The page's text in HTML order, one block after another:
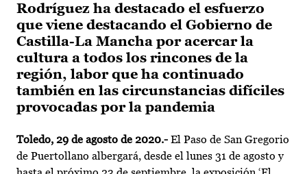
Rodríguez ha destacado el esfuerzo
que viene destacando el Gobierno de
Castilla-La Mancha por acercar la
cultura a todos los rincones de la
región, labor que ha continuado
también en las circunstancias difíciles
provocadas por la pandemia
Toledo, 29 de agosto de 2020.- El Paso de San Gregorio
de Puertollano albergará, desde el lunes 31 de agosto y